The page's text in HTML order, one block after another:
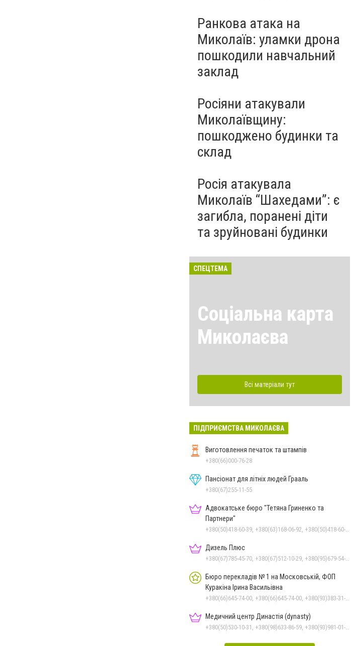
Ранкова атака на
Миколаїв: уламки дрона
пошкодили навчальний
заклад
Росіяни атакували
Миколаївщину:
пошкоджено будинки та
склад
Росія атакувала
Миколаїв “Шахедами”: є
загибла, поранені діти
та зруйновані будинки
СПЕЦТЕМА
Соціальна карта
Миколаєва
Всі матеріали тут
ПІДПРИЄМСТВА МИКОЛАЄВА
Виготовлення печаток та штампів
+380(66)000-76-28
Пансіонат для літніх людей Грааль
+380(67)255-11-55
Адвокатське бюро "Тетяна Гриненко та
Партнери"
Дизель Плюс
Бюро перекладів № 1 на Московській, ФОП
Куракіна Ірина Васильівна
Медичний центр Династія (dynasty)